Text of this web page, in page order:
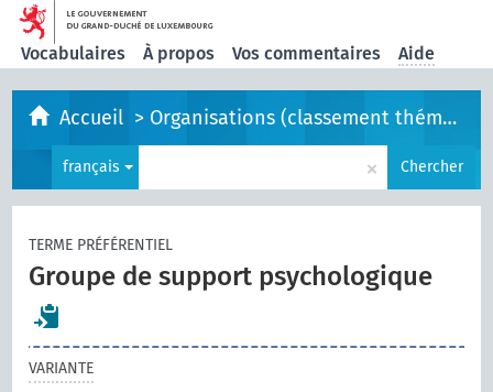
Vocabulaires À propos Vos commentaires Aide
Accueil > Organisations (classement thématique)
français × Chercher
TERME PRÉFÉRENTIEL
Groupe de support psychologique
VARIANTE